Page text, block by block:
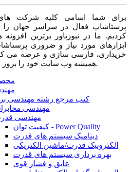
برای شما اسامی کلیه شرکت های
پرستاشاپ فعال در سراسر جهان
کردیم. ما در نیوزپاور برترین
ابزارهای مورد نیاز و ضروری
خریداری، فارسی سازی و عرضه می
همیشه وب سایت خود را بروز و پویا نگه دارید.
کتب مرجع رشته مهندسی
مهندسی
مهندسی
کیفیت توان - Power Quality
دینامیک سیستم های قدرت
الکترونیک قدرت/ماشین الکتریکی
بهره برداری سیستم های قدرت
عایق و فشار قوی